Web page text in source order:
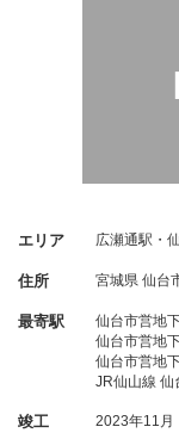
エリア 広瀬通駅・
住所 宮城県 仙台
最寄駅
仙台市営地
仙台市営地
仙台市営地
JR仙山線 仙
竣工 2023年11月